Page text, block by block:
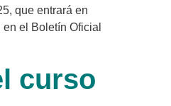
que entrará en
el Boletín Oficial
curso